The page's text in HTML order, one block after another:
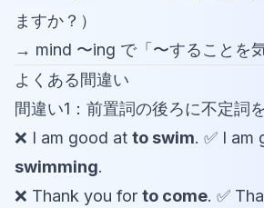
ますか？）
→ mind 〜ing で「〜することを
よくある間違い
間違い1：前置詞の後ろに不定詞
❌ I am good at to swim. ✅ I am
swimming.
❌ Thank you for to come. ✅